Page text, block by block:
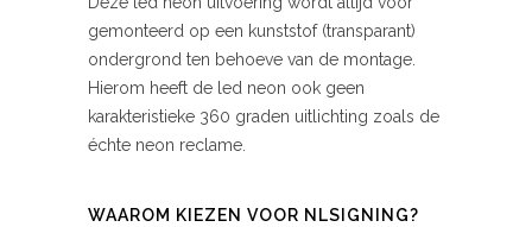
gemonteerd op een kunststof (transparant)
ondergrond ten behoeve van de montage.
Hierom heeft de led neon ook geen
karakteristieke 360 graden uitlichting zoals de
échte neon reclame.
WAAROM KIEZEN VOOR NLSIGNING?